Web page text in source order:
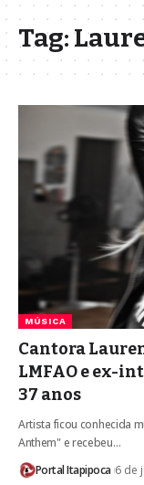
Tag:
MÚSICA
Cantora
LMFAO e ex-
37 anos
Artista ficou conhecida
Anthem" e recebeu…
Portal Itapipoca 6 de